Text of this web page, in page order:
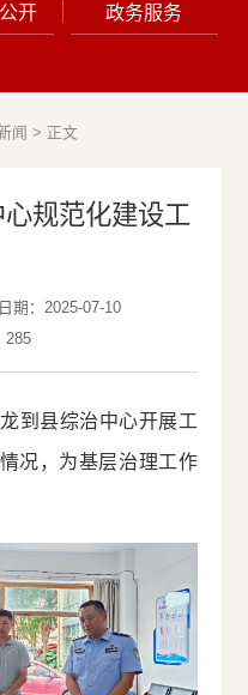
开 政务服务
闻 > 正文
规范化建设工
期：2025-07-10
285
到县综治中心开展工
况，为基层治理工作